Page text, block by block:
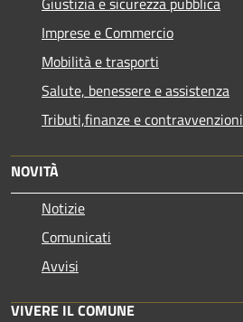
Imprese e Commercio
Mobilità e trasporti
Salute, benessere e assistenza
Tributi,finanze e contravvenzioni
NOVITÀ
Notizie
Comunicati
Avvisi
VIVERE IL COMUNE